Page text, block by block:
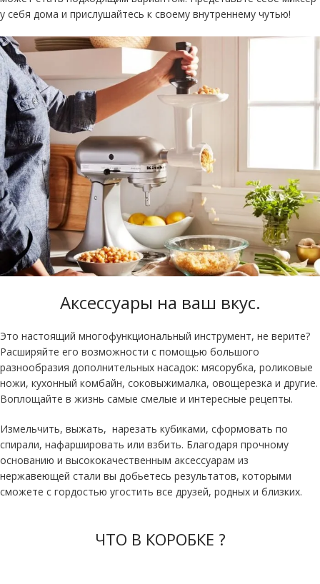
у себя дома и прислушайтесь к своему внутреннему чутью!
Аксессуары на ваш вкус.
Это настоящий многофункциональный инструмент, не верите?
Расширяйте его возможности с помощью большого
разнообразия дополнительных насадок: мясорубка, роликовые
ножи, кухонный комбайн, соковыжималка, овощерезка и другие.
Воплощайте в жизнь самые смелые и интересные рецепты.
Измельчить, выжать, нарезать кубиками, сформовать по
спирали, нафаршировать или взбить. Благодаря прочному
основанию и высококачественным аксессуарам из
нержавеющей стали вы добьетесь результатов, которыми
сможете с гордостью угостить все друзей, родных и близких.
ЧТО В КОРОБКЕ ?